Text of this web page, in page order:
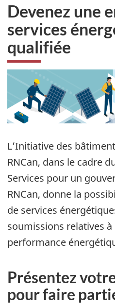
Devenez une
services
qualifiée
L’Initiative des
RNCan, dans le cadre
Services pour un
RNCan, donne la
de services
soumissions relatives
performance
Présentez
pour faire